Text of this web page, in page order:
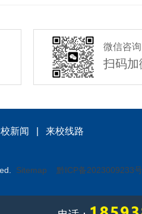
微信咨询
扫码加
新闻 来校线路
Sitemap 黔ICP备2023009233